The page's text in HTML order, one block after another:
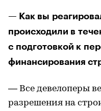
— Как вы
происходили в
с подготовкой к
финансирования
— Все девелоперы
разрешения на